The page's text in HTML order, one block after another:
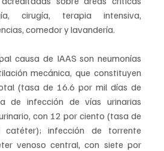
cirugía, terapia intensiva,
comedor y lavandería.
causa de IAAS son neumonías
mecánica, que constituyen
(tasa de 16.6 por mil días de
de infección de vías urinarias
con 12 por ciento (tasa de
infección de torrente
venoso central, con siete por